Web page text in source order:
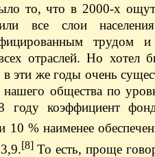
то, что в 2000-х
все слои
трудом
отраслей. Но хотел
эти же годы очень
общества по
году коэффициент
10 % наименее
[8]То есть, проще